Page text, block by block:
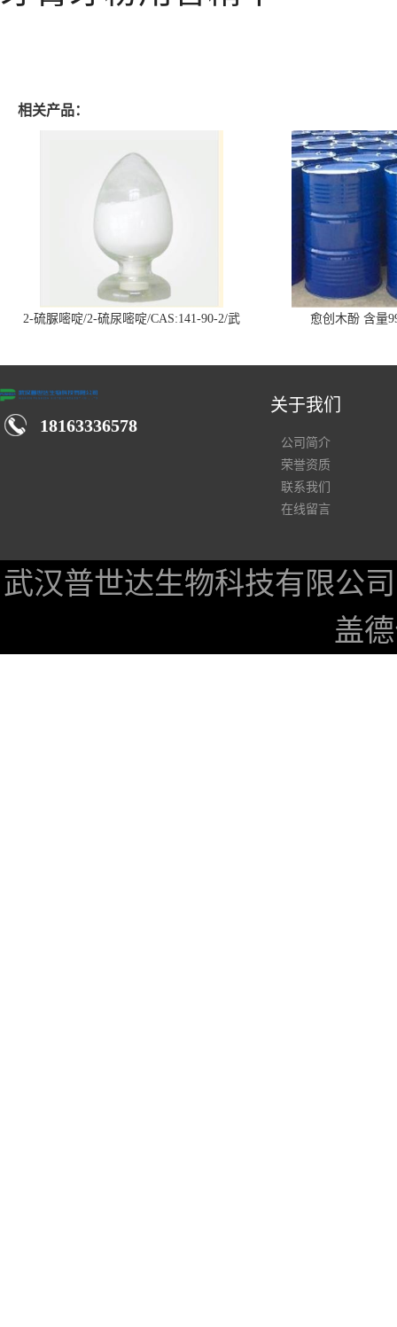
相关产品：
2-硫脲嘧啶/2-硫尿嘧啶/CAS:141-90-2/武
愈创木酚 含量
18163336578
关于我们
公司简介
荣誉资质
联系我们
在线留言
武汉普世达生物科技有限公司
盖